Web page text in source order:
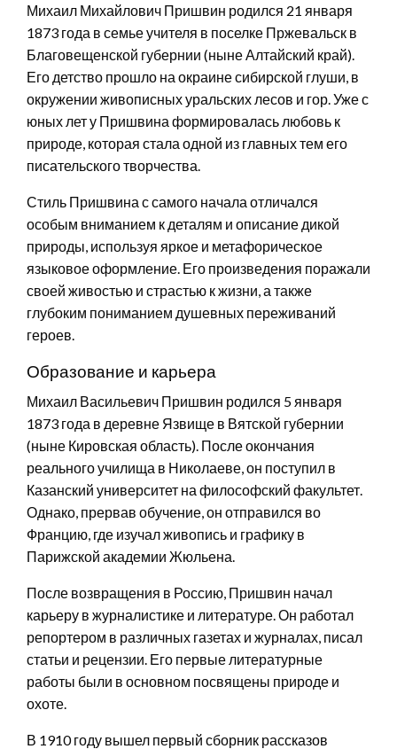
Михаил Михайлович Пришвин родился 21 января
1873 года в семье учителя в поселке Пржевальск в
Благовещенской губернии (ныне Алтайский край).
Его детство прошло на окраине сибирской глуши, в
окружении живописных уральских лесов и гор. Уже с
юных лет у Пришвина формировалась любовь к
природе, которая стала одной из главных тем его
писательского творчества.
Стиль Пришвина с самого начала отличался
особым вниманием к деталям и описание дикой
природы, используя яркое и метафорическое
языковое оформление. Его произведения поражали
своей живостью и страстью к жизни, а также
глубоким пониманием душевных переживаний
героев.
Образование и карьера
Михаил Васильевич Пришвин родился 5 января
1873 года в деревне Язвище в Вятской губернии
(ныне Кировская область). После окончания
реального училища в Николаеве, он поступил в
Казанский университет на философский факультет.
Однако, прервав обучение, он отправился во
Францию, где изучал живопись и графику в
Парижской академии Жюльена.
После возвращения в Россию, Пришвин начал
карьеру в журналистике и литературе. Он работал
репортером в различных газетах и журналах, писал
статьи и рецензии. Его первые литературные
работы были в основном посвящены природе и
охоте.
В 1910 году вышел первый сборник рассказов